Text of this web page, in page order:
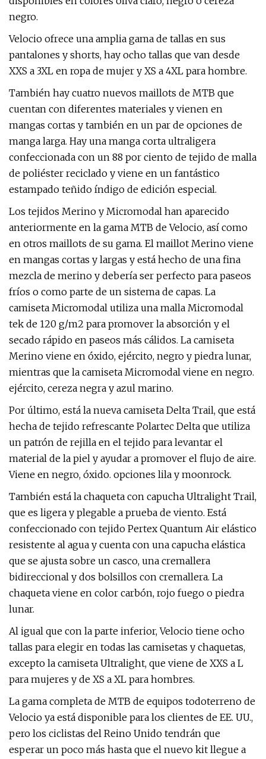
negro.
Velocio ofrece una amplia gama de tallas en sus
pantalones y shorts, hay ocho tallas que van desde
XXS a 3XL en ropa de mujer y XS a 4XL para hombre.
También hay cuatro nuevos maillots de MTB que
cuentan con diferentes materiales y vienen en
mangas cortas y también en un par de opciones de
manga larga. Hay una manga corta ultraligera
confeccionada con un 88 por ciento de tejido de malla
de poliéster reciclado y viene en un fantástico
estampado teñido índigo de edición especial.
Los tejidos Merino y Micromodal han aparecido
anteriormente en la gama MTB de Velocio, así como
en otros maillots de su gama. El maillot Merino viene
en mangas cortas y largas y está hecho de una fina
mezcla de merino y debería ser perfecto para paseos
fríos o como parte de un sistema de capas. La
camiseta Micromodal utiliza una malla Micromodal
tek de 120 g/m2 para promover la absorción y el
secado rápido en paseos más cálidos. La camiseta
Merino viene en óxido, ejército, negro y piedra lunar,
mientras que la camiseta Micromodal viene en negro.
ejército, cereza negra y azul marino.
Por último, está la nueva camiseta Delta Trail, que está
hecha de tejido refrescante Polartec Delta que utiliza
un patrón de rejilla en el tejido para levantar el
material de la piel y ayudar a promover el flujo de aire.
Viene en negro, óxido. opciones lila y moonrock.
También está la chaqueta con capucha Ultralight Trail,
que es ligera y plegable a prueba de viento. Está
confeccionado con tejido Pertex Quantum Air elástico
resistente al agua y cuenta con una capucha elástica
que se ajusta sobre un casco, una cremallera
bidireccional y dos bolsillos con cremallera. La
chaqueta viene en color carbón, rojo fuego o piedra
lunar.
Al igual que con la parte inferior, Velocio tiene ocho
tallas para elegir en todas las camisetas y chaquetas,
excepto la camiseta Ultralight, que viene de XXS a L
para mujeres y de XS a XL para hombres.
La gama completa de MTB de equipos todoterreno de
Velocio ya está disponible para los clientes de EE. UU.,
pero los ciclistas del Reino Unido tendrán que
esperar un poco más hasta que el nuevo kit llegue a